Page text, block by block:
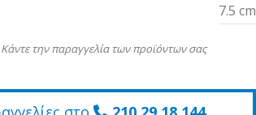
7.5 cm
την παραγγελία των προϊόντων σας